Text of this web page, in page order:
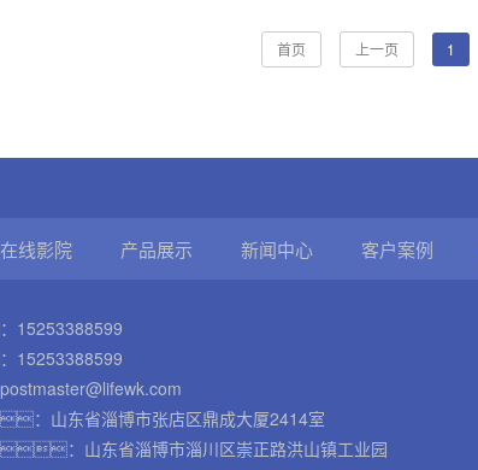
首页 上一页 1
线影院 产品展示 新闻中心 客户案例
15253388599
postmaster@lifewk.com
：山东省淄博市张店区鼎成大厦2414室
：山东省淄博市淄川区崇正路洪山镇工业园